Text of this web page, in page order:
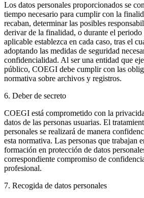
Los datos personales proporcionados se
tiempo necesario para cumplir con la
recaban, determinar las posibles
derivar de la finalidad, o durante el periodo
aplicable establezca en cada caso, tras el
adoptando las medidas de seguridad
confidencialidad. Al ser una entidad que
público, COEGI debe cumplir con las
normativa sobre archivos y registros.
6. Deber de secreto
COEGI está comprometido con la
datos de las personas usuarias. El
personales se realizará de manera
esta normativa. Las personas que trabajan
formación en protección de datos
correspondiente compromiso de
profesional.
7. Recogida de datos personales